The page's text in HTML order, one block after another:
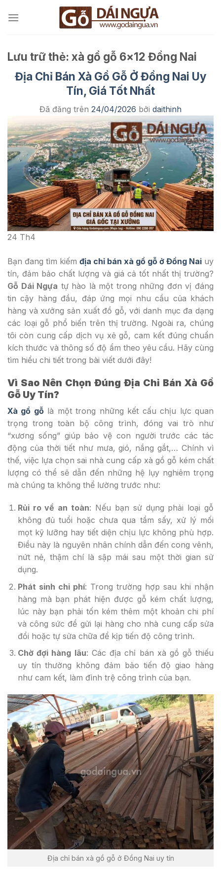
đến
Lưu trữ thẻ: xà gồ gỗ 6×12 Đồng Nai
Địa Chỉ Bán Xà Gồ Gỗ Ở Đồng Nai Uy
Tín, Giá Tốt Nhất
Đã đăng trên 24/04/2026 bởi daithinh
24 Th4
Bạn đang tìm kiếm địa chỉ bán xà gồ gỗ ở Đồng Nai uy
tín, đảm bảo chất lượng và giá cả tốt nhất thị trường?
Gỗ Dái Ngựa tự hào là một trong những đơn vị đáng
tin cậy hàng đầu, đáp ứng mọi nhu cầu của khách
hàng và xưởng sản xuất đồ gỗ, với danh mục đa dạng
các loại gỗ phổ biến trên thị trường. Ngoài ra, chúng
tôi còn cung cấp dịch vụ xẻ gỗ, cam kết đúng chuẩn
kích thước và thông số độ ẩm theo yêu cầu. Hãy cùng
tìm hiểu chi tiết trong bài viết dưới đây!
Vì Sao Nên Chọn Đúng Địa Chỉ Bán Xà Gồ
Gỗ Uy Tín?
Xà gồ gỗlà một trong những kết cấu chịu lực quan
trọng trong toàn bộ công trình, đóng vai trò như
“xương sống” giúp bảo vệ con người trước các tác
động của thời tiết như mưa, gió, nắng gắt,… Chính vì
thế, việc lựa chọn sai nhà cung cấp xà gồ gỗ kém chất
lượng có thể sẽ dẫn đến những hệ lụy nghiêm trọng
mà chúng ta không thể lường trước như:
Rủi ro về an toàn: Nếu bạn sử dụng phải loại gỗ
không đủ tuổi hoặc chưa qua tẩm sấy, xử lý mối
mọt kỹ lưỡng hay tiết diện chịu lực không phù hợp.
Điều này là nguyên nhân chính dẫn đến cong vênh,
nứt nẻ, thậm chí là sập mái sau một thời gian sử
dụng.
Phát sinh chi phí: Trong trường hợp sau khi nhận
hàng mà bạn phát hiện được gỗ kém chất lượng,
lúc này bạn phải tốn kém thêm một khoản chi phí
và công sức để gửi lại hàng cho nhà cung cấp sửa
đổi hoặc tự sửa chữa để kịp tiến độ công trình.
Chờ đợi hàng lâu: Các địa chỉ bán xà gồ gỗ thiếu
uy tín thường không đảm bảo tiến độ giao hàng
như cam kết, làm đình trệ công trình của bạn.
Địa chỉ bán xà gồ gỗ ở Đồng Nai uy tín